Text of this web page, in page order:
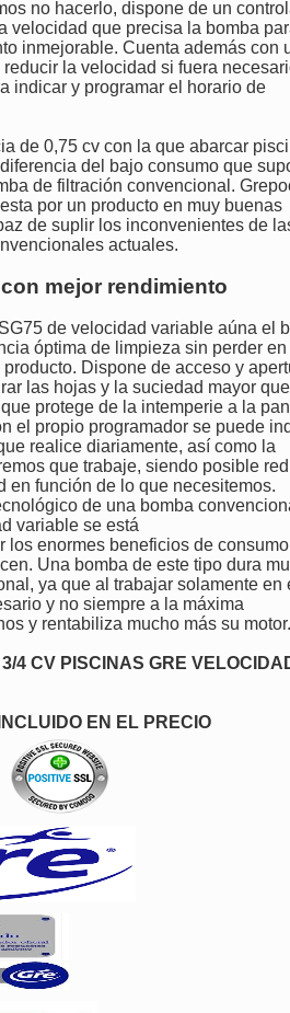
no hacerlo, dispone de un
velocidad que precisa la bomba
inmejorable. Cuenta además con
la velocidad si fuera
indicar y programar el horario de
de 0,75 cv con la que abarcar
del bajo consumo que
de filtración convencional.
por un producto en muy buenas
de suplir los inconvenientes de
actuales.
mejor rendimiento
de velocidad variable aúna el
óptima de limpieza sin perder en
Dispone de acceso y
las hojas y la suciedad mayor
protege de la intemperie a la
el propio programador se puede
realice diariamente, así como la
que trabaje, siendo posible
en función de lo que necesitemos.
de una bomba
variable se está
los enormes beneficios de
Una bomba de este tipo dura
ya que al trabajar solamente en
y no siempre a la máxima
y rentabiliza mucho más su motor.
4 CV PISCINAS GRE
EN EL PRECIO